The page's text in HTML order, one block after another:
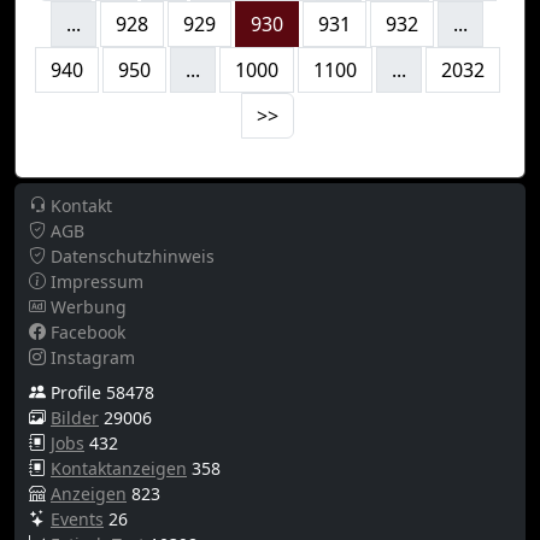
...
928 929 930 931 932
...
940
950 ... 1000 1100 ...
2032
>>
Kontakt
AGB
Datenschutzhinweis
Impressum
Werbung
Facebook
Instagram
Profile 58478
Bilder 29006
Jobs 432
Kontaktanzeigen 358
Anzeigen 823
Events 26